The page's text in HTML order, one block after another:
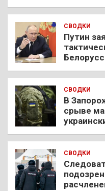
СВОДКИ
Путин
СВОДКИ
В
срыве
СВОДКИ